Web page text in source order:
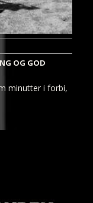
OG GOD
minutter i forbi,